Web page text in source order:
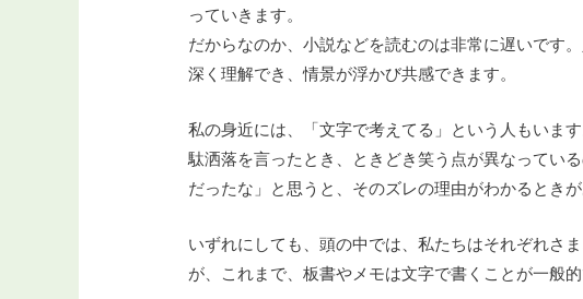
っていきます。
だからなのか、小説などを読むのは非常に遅いです
深く理解でき、情景が浮かび共感できます。
私の身近には、「文字で考えてる」という人もいます
駄洒落を言ったとき、ときどき笑う点が異なってい
だったな」と思うと、そのズレの理由がわかるときが
いずれにしても、頭の中では、私たちはそれぞれさ
が、これまで、板書やメモは文字で書くことが一般的